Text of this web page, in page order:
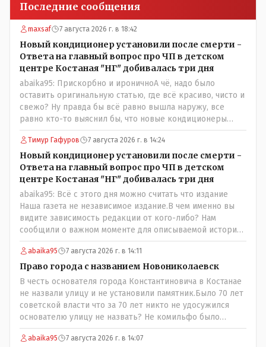
Последние сообщения
maxsaf 7 августа 2026 г. в 18:42
Новый кондиционер установили после смерти -
Ответа на главный вопрос про ЧП в детском
центре Костаная "НГ" добивалась три дня
abaika95: Прискорбно и ироничноА чё, надо было
оставить оригинальную статью, где всё красиво, чисто и
свежо? Ну правда бы всё равно вышла наружу, все
равно кто-то выяснил бы, что новые кондиционеры
установлены ПОСЛЕ смерти ребенка. Или тебе такой
вариант не нравится? Ты вообще на чьей стороне в этой
истории? Прискорбно и иронично то, что кондиционеры
заменили после происшествия, и уже после этого
пустили журналистов посмотреть, типа у нас всё
хорошо, смотрите, мальчик просто больной был.
Тимур Гафуров 7 августа 2026 г. в 14:24
Новый кондиционер установили после смерти -
Ответа на главный вопрос про ЧП в детском
центре Костаная "НГ" добивалась три дня
abaika95: Всё с этого дня можно считать что издание
Наша газета не независимое издание.В чем именно вы
видите зависимость редакции от кого-либо? Нам
сообщили о важном моменте для описываемой истории.
И редакция отреагировала бы дополнительным
исследованием на такие вопрос от любого читателя.
Писать "как надо" редакция не будет. Но мы будем
публиковать полную и объективную информацию. А
потом продолжать тему. если выяснятся новые
обстоятельства.
abaika95 7 августа 2026 г. в 14:11
Право города с названием Новониколаевск
В честь основателя города Константиновича в Костанае
не назвали улицу и не установили памятник.Было 70 лет
советской власти что за 70 лет никто не удосужился
основателю улицу не назвать? Не комильфо было
генерал-губернаторам улицы дарить? При СССР что то
знали о нем такое нехорошее? Ну и сейчас значит не
abaika95 7 августа 2026 г. в 14:07